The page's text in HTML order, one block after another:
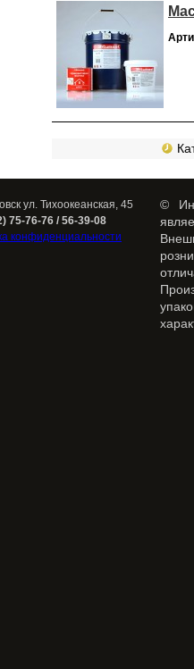
ул. Тихоокеанская, 45
75-76-76 / 56-39-08
конфиденциальности
©